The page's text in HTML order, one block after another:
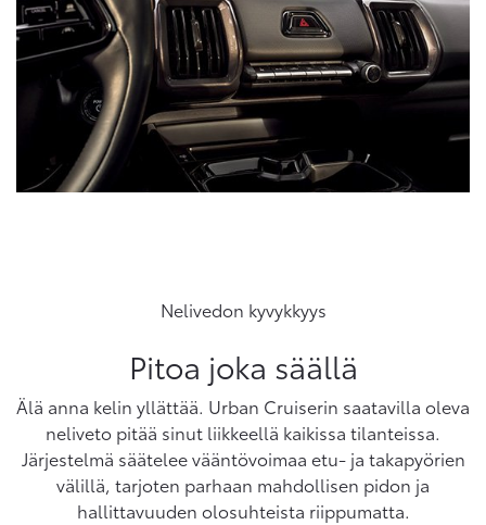
Nelivedon kyvykkyys
Pitoa joka säällä
Älä anna kelin yllättää. Urban Cruiserin saatavilla oleva
neliveto pitää sinut liikkeellä kaikissa tilanteissa.
Järjestelmä säätelee vääntövoimaa etu- ja takapyörien
välillä, tarjoten parhaan mahdollisen pidon ja
hallittavuuden olosuhteista riippumatta.